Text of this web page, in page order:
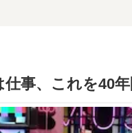
仕事、これを40